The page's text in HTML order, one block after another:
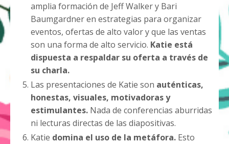
amplia formación de Jeff Walker y Bari
Baumgardner en estrategias para organizar
eventos, ofertas de alto valor y que las ventas
son una forma de alto servicio. Katie está
dispuesta a respaldar su oferta a través de
su charla.
Las presentaciones de Katie son auténticas,
honestas, visuales, motivadoras y
estimulantes. Nada de conferencias aburridas
ni lecturas directas de las diapositivas.
Katie domina el uso de la metáfora. Esto